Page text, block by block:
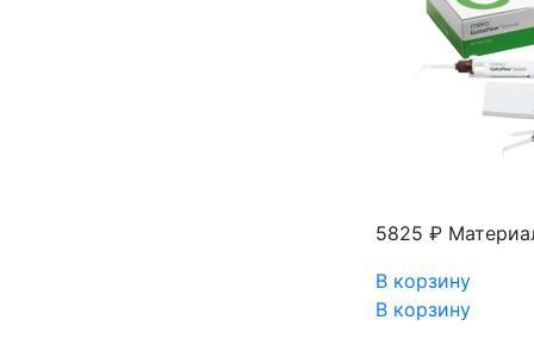
5825 ₽
В корзину
В корзину